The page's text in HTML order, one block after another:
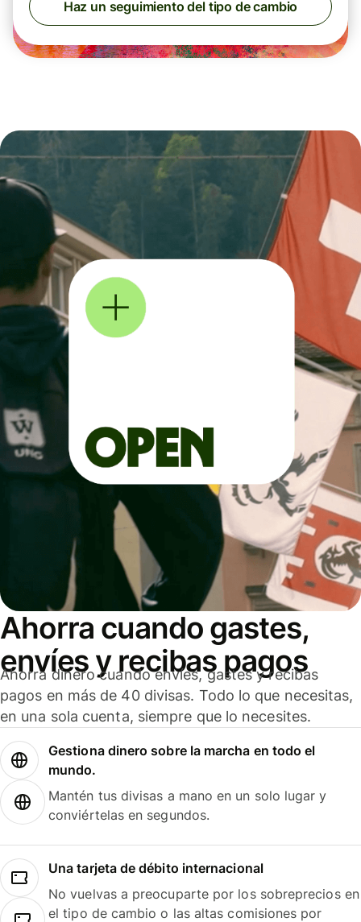
Haz un seguimiento del tipo de cambio
Ahorra cuando gastes,
envíes y recibas pagos
Ahorra dinero cuando envíes, gastes y recibas
pagos en más de 40 divisas. Todo lo que necesitas,
en una sola cuenta, siempre que lo necesites.
Gestiona dinero sobre la marcha en todo el
mundo.
Mantén tus divisas a mano en un solo lugar y
conviértelas en segundos.
Una tarjeta de débito internacional
No vuelvas a preocuparte por los sobreprecios en
el tipo de cambio o las altas comisiones por